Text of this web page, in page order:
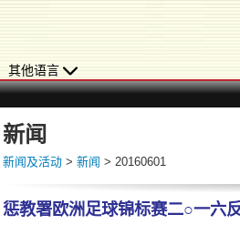
其他语言
新闻
新闻及活动 > 新闻 > 20160601
惩教署欧洲足球锦标赛二○一六